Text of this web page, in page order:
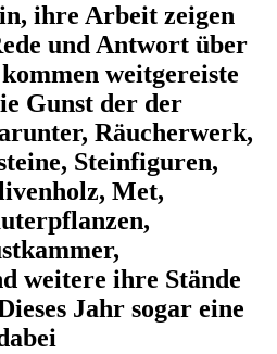
ihre Arbeit zeigen
und Antwort über
weitgereiste
Gunst der der
Räucherwerk,
Steinfiguren,
Met,
weitere ihre Stände
Jahr sogar eine